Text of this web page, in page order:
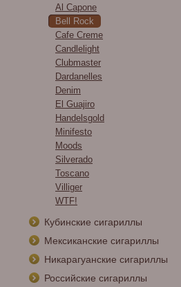
Al Capone
Bell Rock
Cafe Creme
Candlelight
Clubmaster
Dardanelles
Denim
El Guajiro
Handelsgold
Minifesto
Moods
Silverado
Toscano
Villiger
WTF!
Кубинские сигариллы
Мексиканские сигариллы
Никарагуанские сигариллы
Российские сигариллы